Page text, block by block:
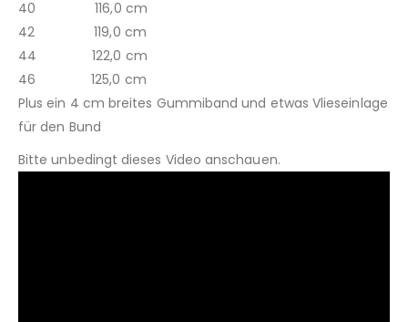
40 116,0 cm
42 119,0 cm
44 122,0 cm
46 125,0 cm
Plus ein 4 cm breites Gummiband und etwas Vlieseinlage
für den Bund
Bitte unbedingt dieses Video anschauen.